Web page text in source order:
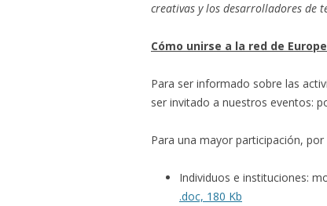
creativas y los desarrolladores de
Cómo unirse a la red de
Para ser informado sobre las
ser invitado a nuestros eventos:
Para una mayor participación,
Individuos e instituciones:
.doc, 180 Kb